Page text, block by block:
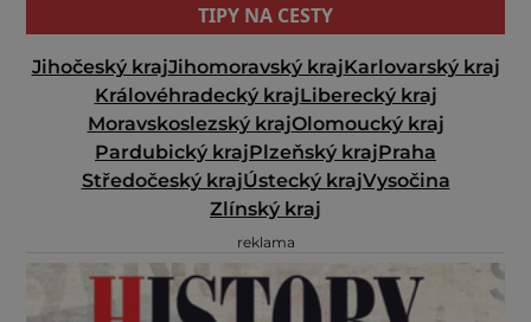
TIPY NA CESTY
Jihočeský krajJihomoravský krajKarlovarský kraj
Královéhradecký krajLiberecký kraj
Moravskoslezský krajOlomoucký kraj
Pardubický krajPlzeňský krajPraha
Středočeský krajÚstecký krajVysočina
Zlínský kraj
reklama